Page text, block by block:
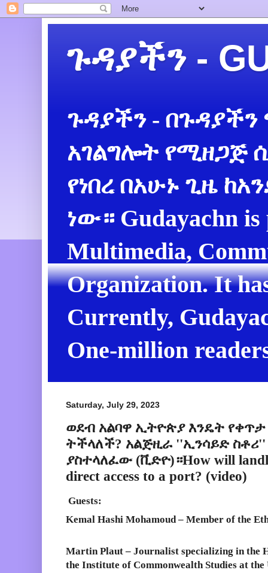
ጉዳያችን -
ጉዳያችን -
አገልግሎት የሚዘጋጅ
የነበረ በአሁኑ ጊዜ
ነው። Gudayachn is
Multimedia,
Organization. It
Currently,
One-million
Saturday, July 29, 2023
ወደብ አልባዋ ኢትዮጵያ እንዴት
ትችላለች? አልጅዚራ ''ኢንሳይድ ስቶሪ''
ያስተላለፈው (ቪድዮ)።How will
direct access to a port? (video)
Guests:
Kemal Hashi Mohamoud – Member of the
Martin Plaut – Journalist specializing in the
the Institute of Commonwealth Studies at